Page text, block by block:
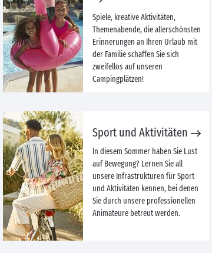
Spiele, kreative Aktivitäten,
Themenabende, die allerschönsten
Erinnerungen an Ihren Urlaub mit
der Familie schaffen Sie sich
zweifellos auf unseren
Campingplätzen!
Sport und Aktivitäten
In diesem Sommer haben Sie Lust
auf Bewegung? Lernen Sie all
unsere Infrastrukturen für Sport
und Aktivitäten kennen, bei denen
Sie durch unsere professionellen
Animateure betreut werden.